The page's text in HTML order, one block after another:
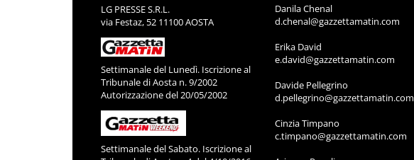
LG PRESSE S.R.L.
via Festaz, 52 11100 AOSTA
Settimanale del Lunedì. Iscrizione al
Tribunale di Aosta n. 9/2002
Autorizzazione del 20/05/2002
Settimanale del Sabato. Iscrizione al
Danila Chenal
d.chenal@gazzettamatin.com
Erika David
e.david@gazzettamatin.com
Davide Pellegrino
d.pellegrino@gazzettamatin.com
Cinzia Timpano
c.timpano@gazzettamatin.com